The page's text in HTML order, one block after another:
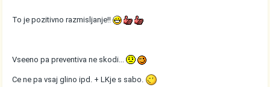
To je pozitivno razmisljanje!!
Vseeno pa preventiva ne skodi...
Ce ne pa vsaj glino ipd. + LKje s sabo.